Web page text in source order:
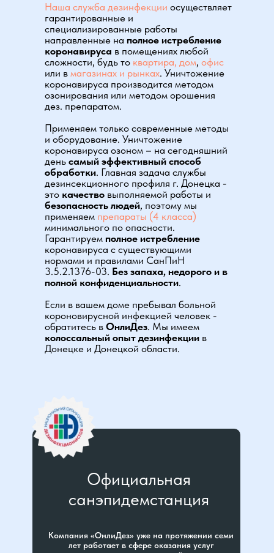
Наша служба дезинфекции осуществляет
гарантированные и
специализированные работы
направленные на полное истребление
коронавируса в помещениях любой
сложности, будь то квартира, дом, офис
или в магазинах и рынках. Уничтожение
коронавируса производится методом
озонирования или методом орошения
дез. препаратом.
Применяем только современные методы
и оборудование. Уничтожение
коронавируса озоном – на сегодняшний
день самый эффективный способ
обработки. Главная задача службы
дезинсекционного профиля г. Донецка -
это качество выполняемой работы и
безопасность людей, поэтому мы
применяем препараты (4 класса)
минимального по опасности.
Гарантируем полное истребление
коронавируса с существующими
нормами и правилами СанПиН
3.5.2.1376-03. Без запаха, недорого и в
полной конфиденциальности.
Если в вашем доме пребывал больной
короновирусной инфекцией человек -
обратитесь в ОнлиДез. Мы имеем
колоссальный опыт дезинфекции в
Донецке и Донецкой области.
Официальная
санэпидемстанция
Компания «ОнлиДез» уже на протяжении семи
лет работает в сфере оказания услуг